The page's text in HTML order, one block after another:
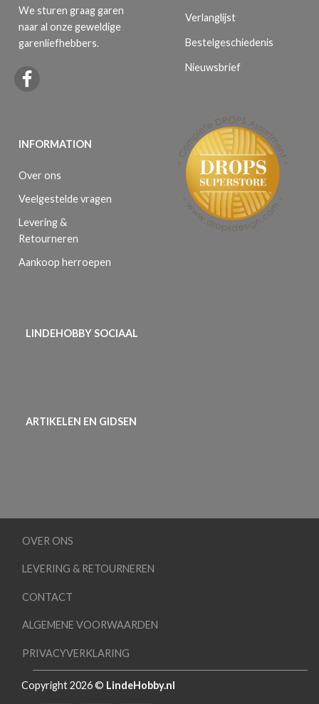
We sturen graag garen
naar al onze geweldige
garenliefhebbers.
INFORMATION
Over ons
Veelgestelde vragen
Levering &
Retourneren
Aankoop herroepen
Verlanglijst
Bestelgeschiedenis
Nieuwsbrief
LINDEHOBBY SOCIAAL
ARTIKELEN EN GIDSEN
OVER ONS
LEVERING & RETOURNEREN
CONTACT
ALGEMENE VOORWAARDEN
PRIVACYVERKLARING
Copyright 2026 © LindeHobby.nl